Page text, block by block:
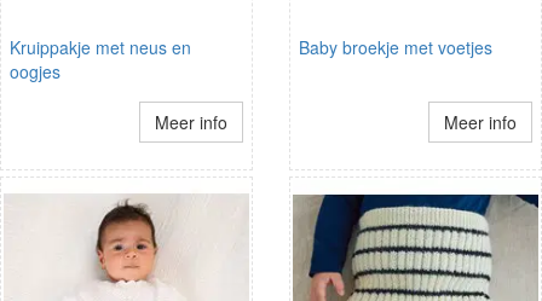
Kruippakje met neus en
oogjes
Meer info
Baby broekje met voetjes
Meer info